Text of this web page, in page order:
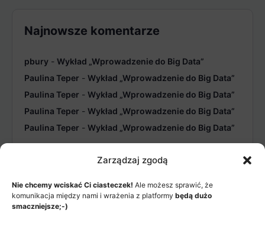
Zarządzaj zgodą
Nie chcemy wciskać Ci ciasteczek! Ale możesz sprawić, że
komunikacja między nami i wrażenia z platformy będą dużo
smaczniejsze;-)
Najnowsze komentarze
pbury - Wykład „Wprowadzenie do Big Data”
Paulina Teper - Wykład „Wprowadzenie do Big Data”
Paulina Teper - Wykład „Wprowadzenie do Big Data”
Paulina Teper - Wykład „Wprowadzenie do Big Data”
Paulina Teper - Wykład „Wprowadzenie do Big Data”